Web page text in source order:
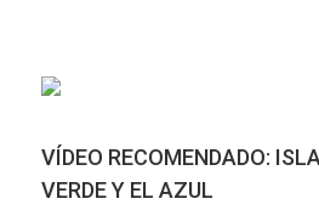
VÍDEO RECOMENDADO:
VERDE Y EL AZUL